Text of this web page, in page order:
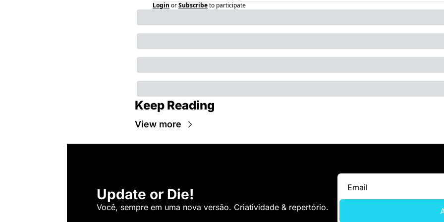
Login orSubscribeto participate
Keep Reading
View more
Update or Die!
Você, sempre em uma nova versão. Criatividade & repertório.